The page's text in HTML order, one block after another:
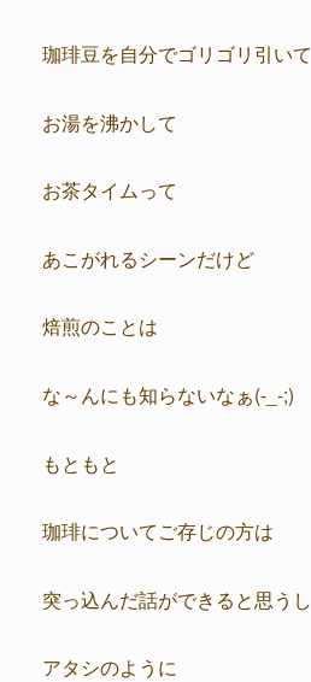
珈琲豆を自分でゴリゴリ引いて
お湯を沸かして
お茶タイムって
あこがれるシーンだけど
焙煎のことは
な～んにも知らないなぁ(-_-;)
もともと
珈琲についてご存じの方は
突っ込んだ話ができると思うし
アタシのように